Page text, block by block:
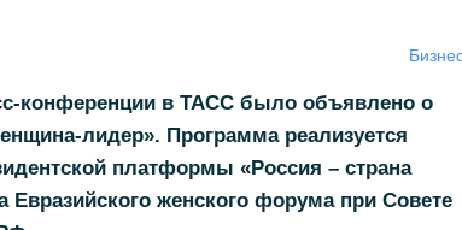
конференции в ТАСС было объявлено о
лидер». Программа реализуется
платформы «Россия – страна
женского форума при Совете